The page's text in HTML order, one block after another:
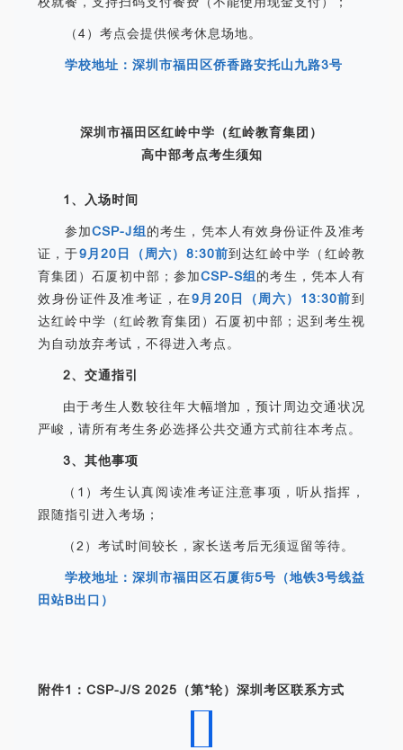
（4）考点会提供候考休息场地。
学校地址：深圳市福田区侨香路安托山九路3号
深圳市福田区红岭中学（红岭教育集团）
高中部考点考生须知
1、入场时间
参加CSP-J组的考生，凭本人有效身份证件及准考
证，于9月20日（周六）8:30前到达红岭中学（红岭教
育集团）石厦初中部；参加CSP-S组的考生，凭本人有
效身份证件及准考证，在9月20日（周六）13:30前到
达红岭中学（红岭教育集团）石厦初中部；迟到考生视
为自动放弃考试，不得进入考点。
2、交通指引
由于考生人数较往年大幅增加，预计周边交通状况
严峻，请所有考生务必选择公共交通方式前往本考点。
3、其他事项
（1）考生认真阅读准考证注意事项，听从指挥，
跟随指引进入考场；
（2）考试时间较长，家长送考后无须逗留等待。
学校地址：深圳市福田区石厦街5号（地铁3号线益
田站B出口）
附件1：CSP-J/S 2025（第*轮）深圳考区联系方式